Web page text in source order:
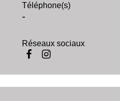
Téléphone(s)
-
Réseaux sociaux